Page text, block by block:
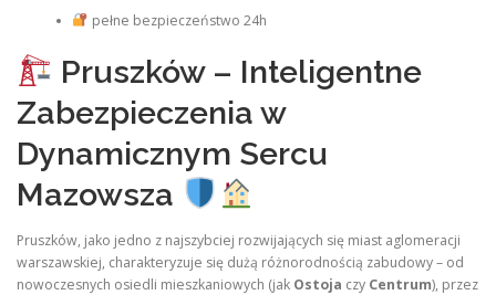
pełne bezpieczeństwo 24h
Pruszków – Inteligentne
Zabezpieczenia w
Dynamicznym Sercu
Mazowsza
Pruszków, jako jedno z najszybciej rozwijających się miast aglomeracji
warszawskiej, charakteryzuje się dużą różnorodnością zabudowy – od
nowoczesnych osiedli mieszkaniowych (jak Ostoja czy Centrum), przez